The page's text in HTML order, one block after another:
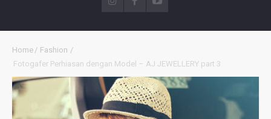
Home / Fashion /
Fotogafer Perhiasan dengan Model – AJ JEWELLERY part 3